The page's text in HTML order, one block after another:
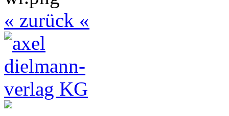
« zurück «